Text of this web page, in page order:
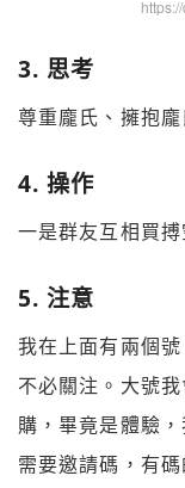
3. 思考
尊重龐氏、擁抱龐
4. 操作
一是群友互相買
5. 注意
我在上面有兩個
不必關注。大號
購，畢竟是體驗
需要邀請碼，有